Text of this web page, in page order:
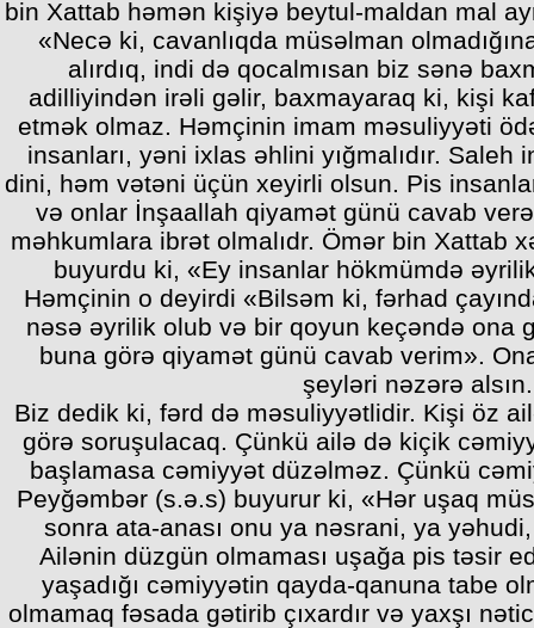
bin Xattab həmən kişiyə beytul-maldan mal
«Necə ki, cavanlıqda müsəlman
alırdıq, indi də qocalmısan biz sənə
adilliyindən irəli gəlir, baxmayaraq ki, kişi
etmək olmaz. Həmçinin imam məsuliyyəti
insanları, yəni ixlas əhlini yığmalıdır. Saleh
dini, həm vətəni üçün xeyirli olsun. Pis
və onlar İnşaallah qiyamət günü cavab
məhkumlara ibrət olmalıdr. Ömər bin Xattab
buyurdu ki, «Ey insanlar hökmümdə
Həmçinin o deyirdi «Bilsəm ki, fərhad
nəsə əyrilik olub və bir qoyun keçəndə ona
buna görə qiyamət günü cavab verim».
şeyləri nəzərə alsın.
Biz dedik ki, fərd də məsuliyyətlidir. Kişi öz
görə soruşulacaq. Çünkü ailə də kiçik
başlamasa cəmiyyət düzəlməz. Çünkü
Peyğəmbər (s.ə.s) buyurur ki, «Hər uşaq
sonra ata-anası onu ya nəsrani, ya
Ailənin düzgün olmaması uşağa pis təsir
yaşadığı cəmiyyətin qayda-qanuna tabe
olmamaq fəsada gətirib çıxardır və yaxşı